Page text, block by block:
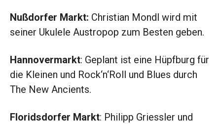
Nußdorfer Markt: Christian Mondl wird mit
seiner Ukulele Austropop zum Besten geben.
Hannovermarkt: Geplant ist eine Hüpfburg für
die Kleinen und Rock‘n‘Roll und Blues durch
The New Ancients.
Floridsdorfer Markt: Philipp Griessler und